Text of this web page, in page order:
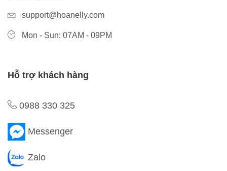
support@hoanelly.com
Mon - Sun: 07AM - 09PM
Hỗ trợ khách hàng
0988 330 325
Messenger
Zalo